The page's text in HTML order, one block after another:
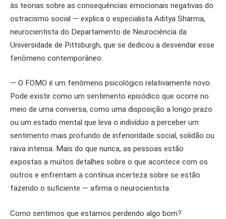
às teorias sobre as consequências emocionais negativas do
ostracismo social — explica o especialista Aditya Sharma,
neurocientista do Departamento de Neurociência da
Universidade de Pittsburgh, que se dedicou a desvendar esse
fenômeno contemporâneo.
— O FOMO é um fenômeno psicológico relativamente novo.
Pode existir como um sentimento episódico que ocorre no
meio de uma conversa, como uma disposição a longo prazo
ou um estado mental que leva o indivíduo a perceber um
sentimento mais profundo de inferioridade social, solidão ou
raiva intensa. Mais do que nunca, as pessoas estão
expostas a muitos detalhes sobre o que acontece com os
outros e enfrentam a contínua incerteza sobre se estão
fazendo o suficiente — afirma o neurocientista.
Como sentimos que estamos perdendo algo bom?